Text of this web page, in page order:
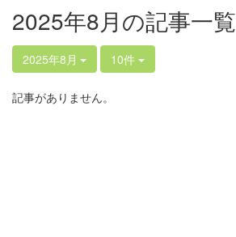
2025年8月の記事一覧
2025年8月 10件
記事がありません。